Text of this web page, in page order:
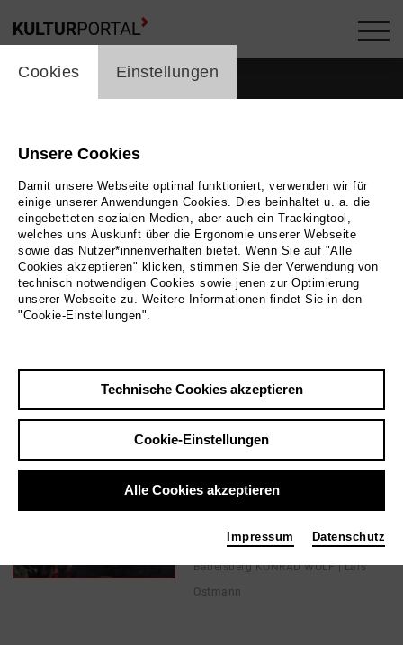
Zurück|Übersicht
In Filmen / Medien wie ...
Die Insel | 2018
Mischung
Foto 2018 Filmuniversität
Babelsberg KONRAD WOLF | Lars
Ostmann
cookie_layer
Cookies Einstellungen
Unsere Cookies
Damit unsere Webseite optimal funktioniert, verwenden wir für
einige unserer Anwendungen Cookies. Dies beinhaltet u. a. die
eingebetteten sozialen Medien, aber auch ein Trackingtool,
welches uns Auskunft über die Ergonomie unserer Webseite
sowie das Nutzer*innenverhalten bietet. Wenn Sie auf "Alle
Cookies akzeptieren" klicken, stimmen Sie der Verwendung von
technisch notwendigen Cookies sowie jenen zur Optimierung
unserer Webseite zu. Weitere Informationen findet Sie in den
"Cookie-Einstellungen".
Technische Cookies akzeptieren
Cookie-Einstellungen
Alle Cookies akzeptieren
Impressum Datenschutz